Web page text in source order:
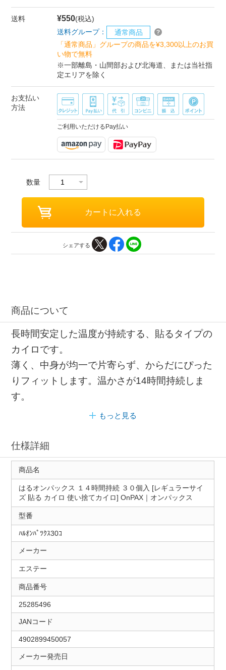
送料 ¥550(税込)
送料グループ：
通常商品
「通常商品」グループの商品を¥3,300以上のお買
い物で無料
※一部離島・山間部および北海道、または当社指
定エリアを除く
お支払い
方法
ご利用いただけるPay払い
数量
シェアする
商品について
長時間安定した温度が持続する、貼るタイプの
カイロです。
薄く、中身が均一で片寄らず、からだにぴった
りフィットします。温かさが14時間持続しま
す。
もっと見る
仕様詳細
商品名
はるオンパックス １４時間持続 ３０個入 [レギュラーサイ
ズ 貼る カイロ 使い捨てカイロ] OnPAX｜オンパックス
型番
ﾊﾙｵﾝﾊﾟﾂｸｽ30ｺ
メーカー
エステー
商品番号
25285496
JANコード
4902899450057
メーカー発売日